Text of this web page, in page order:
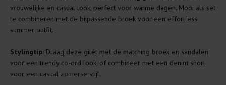
Lees altijd eerst even het was-etiket.
Was kleding binnenste buiten. Dat beschermt de
Wees zuinig met wasmiddel. Per kledingstuk is een drupje
genoeg.
Was zo koud mogelijk. Op 20 of 30 graden wassen is vaak
vrouwelijke en casual look, perfect voor warme dagen. Mooi als set
te combineren met de bijpassende broek voor een effortless
summer outfit.
Stylingtip: Draag deze gilet met de matching broek en sandalen
voor een trendy co-ord look, of combineer met een denim short
voor een casual zomerse stijl.